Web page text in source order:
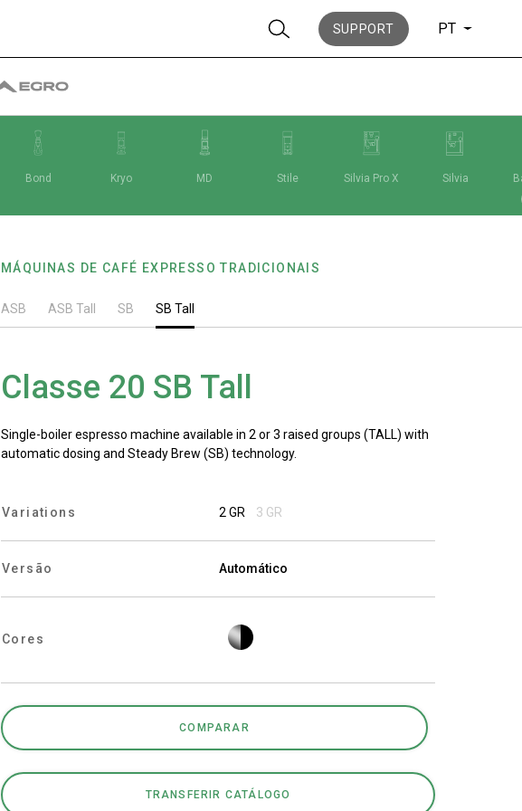
SUPPORT PT
Bond Kryo MD Stile Silvia Pro X Silvia
MÁQUINAS DE CAFÉ EXPRESSO TRADICIONAIS
ASB ASB Tall SB SB Tall
Classe 20 SB Tall
Single-boiler espresso machine available in 2 or 3 raised groups (TALL) with
automatic dosing and Steady Brew (SB) technology.
Variations 2 GR 3 GR
Versão Automático
Cores
COMPARAR
TRANSFERIR CATÁLOGO
Notícias
História
Nossos
laboratórios
Sustentabilidade
Connect
Contacte-nos